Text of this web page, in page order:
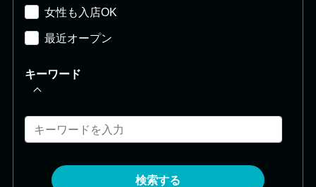
女性も入店OK
最近オープン
キーワード
検索する